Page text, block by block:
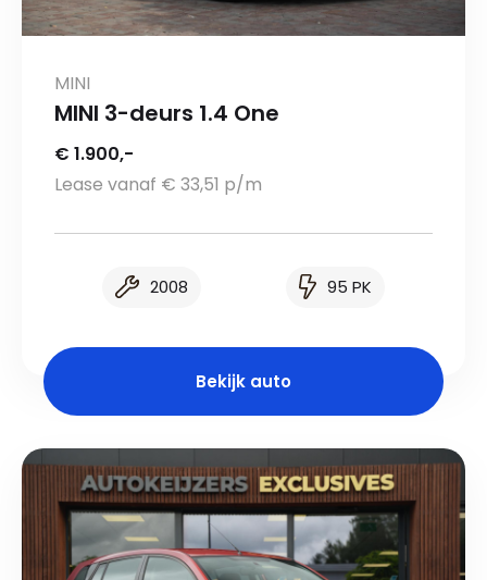
MINI
MINI 3-deurs 1.4 One
€ 1.900,-
Lease vanaf € 33,51 p/m
2008 95 PK
Bekijk auto